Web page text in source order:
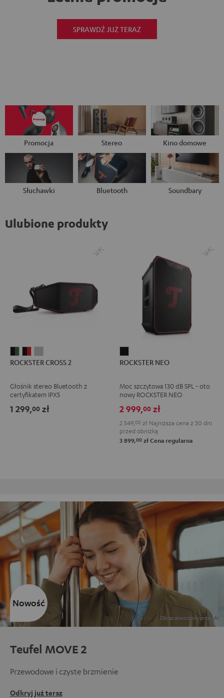
SPRAWDŹ JUŻ TERAZ
Promocja Stereo Kino domowe
Słuchawki Bluetooth Soundbary
Ulubione produkty
CROSS
Black
&
Green
CROSS
Black
&
Red
CROSS
Light
Gray
ROCKSTER CROSS 2
Głośnik stereo Bluetooth z
certyfikatem IPX5
1 299,00 zł
NEO
ROCKSTER NEO
Moc szczytowa 130 dB SPL - oto
nowy ROCKSTER NEO
2 999,00 zł
2 549, 00 zł Najniższa cena z 30 dni
przed obniżką
3 899,00 zł Cena regularna
Teufel MOVE 2
Przewodowe i czyste brzmienie
Odkryj już teraz
Nowość